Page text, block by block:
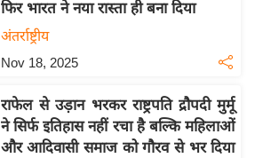
फिर भारत ने नया रास्ता ही बना दिया
अंतर्राष्ट्रीय
Nov 18, 2025
राफेल से उड़ान भरकर राष्ट्रपति द्रौपदी मुर्मू
ने सिर्फ इतिहास नहीं रचा है बल्कि महिलाओं
और आदिवासी समाज को गौरव से भर दिया